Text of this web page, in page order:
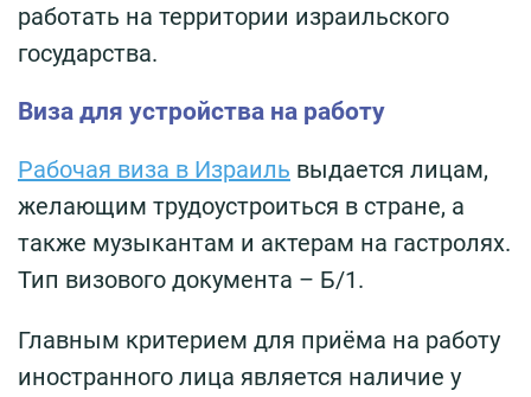
работать на территории израильского
государства.
Виза для устройства на работу
Рабочая виза в Израиль выдается лицам,
желающим трудоустроиться в стране, а
также музыкантам и актерам на гастролях.
Тип визового документа – Б/1.
Главным критерием для приёма на работу
иностранного лица является наличие у